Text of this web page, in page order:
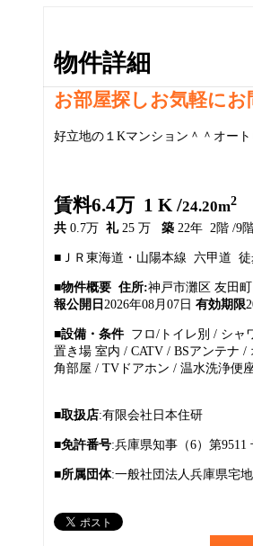
物件詳細
お部屋探しお気軽に
好立地の１Kマンション＾＾オー
賃料6.4万 1 K /24.20m2
共 0.7万 礼25 万 築 22年 2階 /9
■ＪＲ東海道・山陽本線 六甲道
■物件概要 住所:神戸市灘区 友田町
報公開日 2026年08月07日 有効期限
■設備・条件フロ/トイレ別 / シャ
置き場 室内 / CATV / BSアンテナ
角部屋 / TVドアホン / 温水洗浄便
■取扱店:有限会社日本住研
■免許番号:兵庫県知事（6）第9511
■所属団体:一般社団法人兵庫県宅